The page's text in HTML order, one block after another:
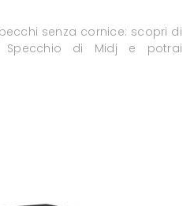
senza cornice: scopri di
di Midj e potrai